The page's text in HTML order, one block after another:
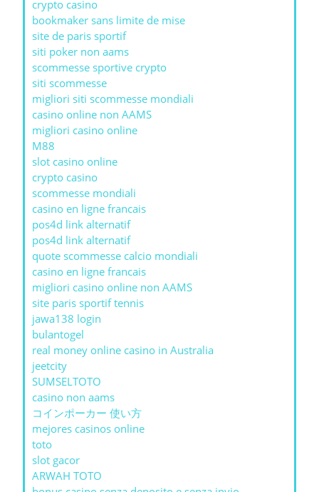
crypto casino
bookmaker sans limite de mise
site de paris sportif
siti poker non aams
scommesse sportive crypto
siti scommesse
migliori siti scommesse mondiali
casino online non AAMS
migliori casino online
M88
slot casino online
crypto casino
scommesse mondiali
casino en ligne francais
pos4d link alternatif
pos4d link alternatif
quote scommesse calcio mondiali
casino en ligne francais
migliori casino online non AAMS
site paris sportif tennis
jawa138 login
bulantogel
real money online casino in Australia
jeetcity
SUMSELTOTO
casino non aams
コインポーカー 使い方
mejores casinos online
toto
slot gacor
ARWAH TOTO